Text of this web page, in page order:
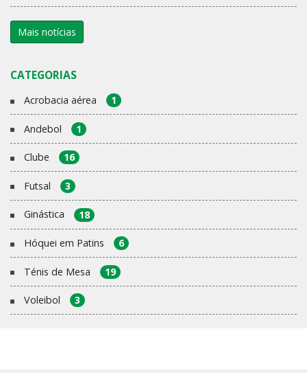
Mais notícias
CATEGORIAS
Acrobacia aérea 1
Andebol 1
Clube 16
Futsal 3
Ginástica 18
Hóquei em Patins 6
Ténis de Mesa 19
Voleibol 3